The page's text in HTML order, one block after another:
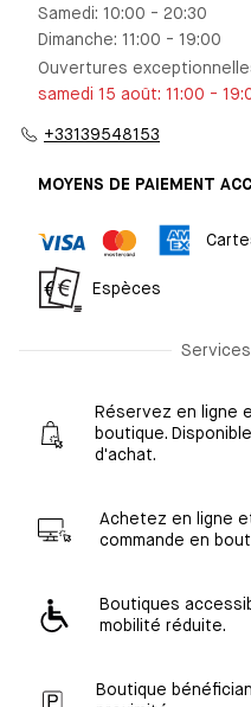
Samedi: 10:00 - 20:30
Dimanche: 11:00 - 19:00
Ouvertures
samedi 15 août: 11:00 -
+33139548153
MOYENS DE PAIEMENT
Espèces
Réservez en ligne
boutique.
d'achat.
Achetez en ligne
commande en
Boutiques
mobilité réduite.
Boutique